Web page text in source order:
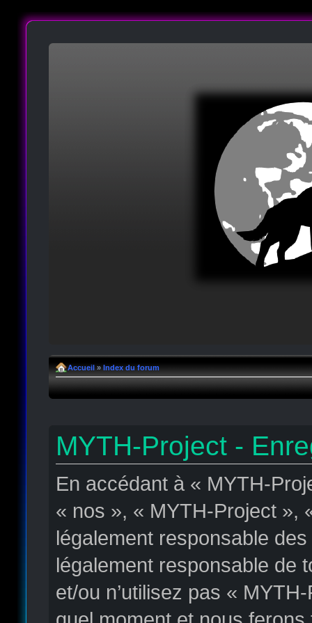
Accueil » Index du forum
MYTH-Project -
En accédant à « MYTH-
« nos », « MYTH-Project »,
légalement responsable
légalement responsable de
et/ou n’utilisez pas «